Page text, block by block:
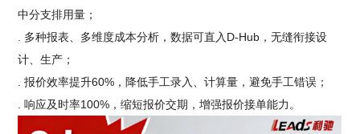
中分支排用量；
. 多种报表、多维度成本分析，数据可直入D-Hub，无缝衔接设
计、生产；
. 报价效率提升60%，降低手工录入、计算量，避免手工错误；
. 响应及时率100%，缩短报价交期，增强报价接单能力。